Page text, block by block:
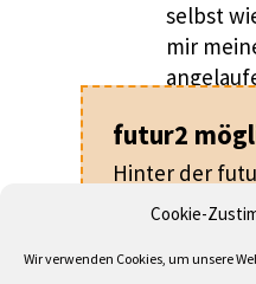
Cookie-
Wir verwenden Cookies, um unsere
selbst
mir
dass
Seele“
Goethe)
futur2
Hinter der
dem alle
Für nur20 €